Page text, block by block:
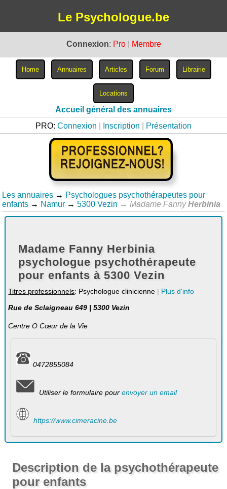
Le Psychologue.be
Connexion: Pro Membre
Accueil général des annuaires
PRO: Connexion Inscription Présentation
Les annuaires → Psychologues psychothérapeutes pour
enfants → Namur → 5300 Vezin → Madame FannyHerbinia
Madame Fanny Herbinia
psychologue psychothérapeute
pour enfants à 5300 Vezin
Titres professionnels: Psychologue clinicienne | Plus d'info
Rue de Sclaigneau 649 | 5300 Vezin
Centre O Cœur de la Vie
0472855084
Utiliser le formulaire pour envoyer un email
https://www.cimeracine.be
Description de la psychothérapeute
pour enfants